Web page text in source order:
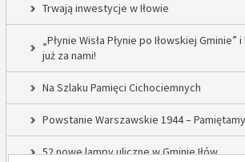
Trwają inwestycje w Iłowie
„Płynie Wisła Płynie po Iłowskiej Gminie” i
już za nami!
Na Szlaku Pamięci Cichociemnych
Powstanie Warszawskie 1944 –
52 nowe lampy uliczne w Gminie Iłów